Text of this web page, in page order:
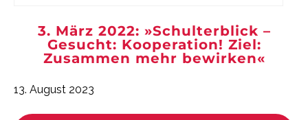
3. März 2022: »Schulterblick –
Gesucht: Kooperation! Ziel:
Zusammen mehr bewirken«
13. August 2023